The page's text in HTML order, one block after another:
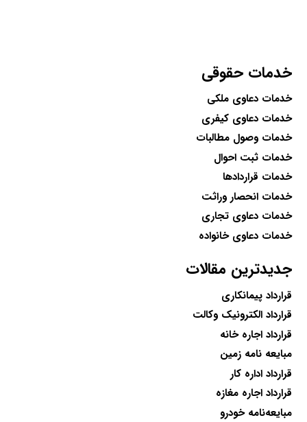
خدمات حقوقی
خدمات دعاوی ملکی
خدمات دعاوی کیفری
خدمات وصول مطالبات
خدمات ثبت احوال
خدمات قراردادها
خدمات انحصار وراثت
خدمات دعاوی تجاری
خدمات دعاوی خانواده
جدیدترین مقالات
قرارداد پیمانکاری
قرارداد الکترونیک وکالت
قرارداد اجاره خانه
مبایعه نامه زمین
قرارداد اداره کار
قرارداد اجاره مغازه
مبایعه‌نامه خودرو